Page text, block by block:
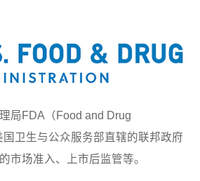
局FDA（Food and Drug
卫生与公众服务部直辖的联邦政府
市场准入、上市后监管等。